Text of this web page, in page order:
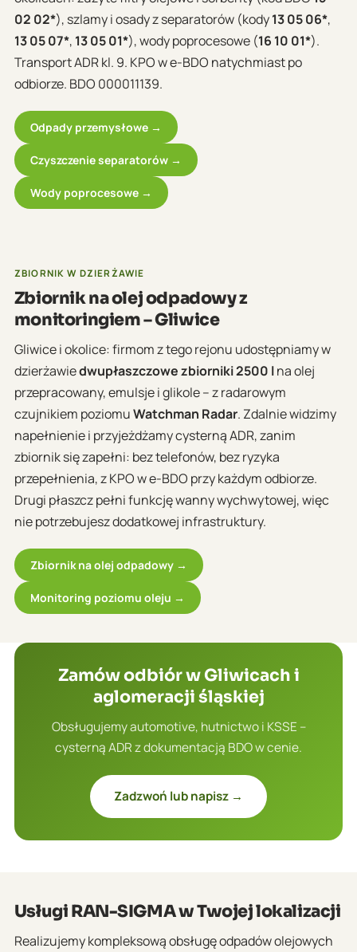
02 02*), szlamy i osady z separatorów (kody13 05 06*,
13 05 07*, 13 05 01*), wody poprocesowe (16 10 01*).
Transport ADR kl. 9. KPO w e-BDO natychmiast po
odbiorze. BDO 000011139.
Odpady przemysłowe →
Czyszczenie separatorów →
Wody poprocesowe →
ZBIORNIK W DZIERŻAWIE
Zbiornik na olej odpadowy z
monitoringiem – Gliwice
Gliwice i okolice: firmom z tego rejonu udostępniamy w
dzierżawiedwupłaszczowe zbiorniki 2500 lna olej
przepracowany, emulsje i glikole – z radarowym
czujnikiem poziomuWatchman Radar. Zdalnie widzimy
napełnienie i przyjeżdżamy cysterną ADR, zanim
zbiornik się zapełni: bez telefonów, bez ryzyka
przepełnienia, z KPO w e-BDO przy każdym odbiorze.
Drugi płaszcz pełni funkcję wanny wychwytowej, więc
nie potrzebujesz dodatkowej infrastruktury.
Zbiornik na olej odpadowy →
Monitoring poziomu oleju →
Zamów odbiór w Gliwicach i
aglomeracji śląskiej
Obsługujemy automotive, hutnictwo i KSSE –
cysterną ADR z dokumentacją BDO w cenie.
Zadzwoń lub napisz →
Usługi RAN-SIGMA w Twojej lokalizacji
Realizujemy kompleksową obsługę odpadów olejowych